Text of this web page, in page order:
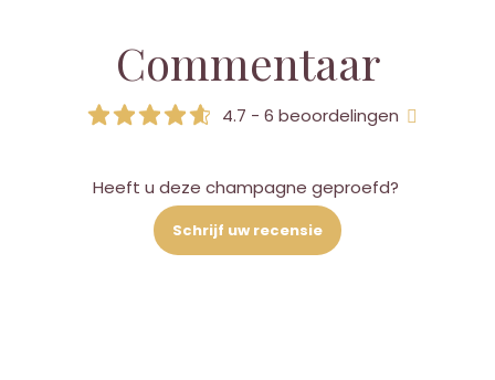
Commentaar
4.7 - 6 beoordelingen
Heeft u deze champagne geproefd?
Schrijf uw recensie